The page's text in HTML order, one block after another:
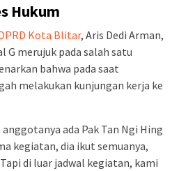
Hukum
Kota Blitar, Aris Dedi Arman,
G merujuk pada salah satu
bahwa pada saat
melakukan kunjungan kerja ke
ada Pak Tan Ngi Hing
kegiatan, dia ikut semuanya,
di luar jadwal kegiatan, kami